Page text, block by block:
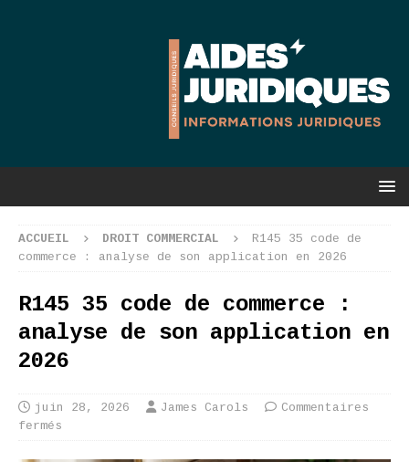
ACCUEIL DROIT COMMERCIAL
R145 35 code de
commerce : analyse de son application en 2026
R145 35 code de commerce :
analyse de son application en
2026
juin 28, 2026 James Carols
Commentaires
fermés